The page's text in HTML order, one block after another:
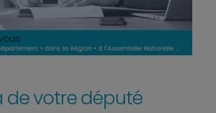
de votre député